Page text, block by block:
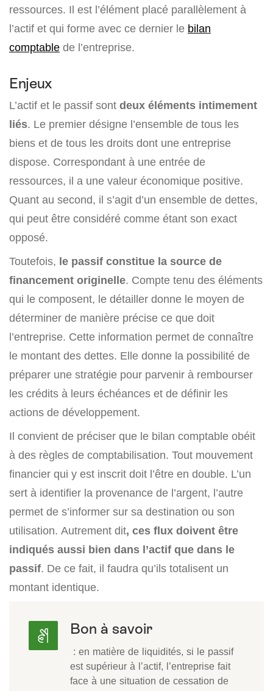
ressources. Il est l’élément placé parallèlement à
l’actif et qui forme avec ce dernier le bilan
comptable de l’entreprise.
Enjeux
L’actif et le passif sont deux éléments intimement
liés. Le premier désigne l’ensemble de tous les
biens et de tous les droits dont une entreprise
dispose. Correspondant à une entrée de
ressources, il a une valeur économique positive.
Quant au second, il s’agit d’un ensemble de dettes,
qui peut être considéré comme étant son exact
opposé.
Toutefois, le passif constitue la source de
financement originelle. Compte tenu des éléments
qui le composent, le détailler donne le moyen de
déterminer de manière précise ce que doit
l’entreprise. Cette information permet de connaître
le montant des dettes. Elle donne la possibilité de
préparer une stratégie pour parvenir à rembourser
les crédits à leurs échéances et de définir les
actions de développement.
Il convient de préciser que le bilan comptable obéit
à des règles de comptabilisation. Tout mouvement
financier qui y est inscrit doit l’être en double. L’un
sert à identifier la provenance de l’argent, l’autre
permet de s’informer sur sa destination ou son
utilisation. Autrement dit, ces flux doivent être
indiqués aussi bien dans l’actif que dans le
passif. De ce fait, il faudra qu’ils totalisent un
montant identique.
Bon à savoir
: en matière de liquidités, si le passif
est supérieur à l’actif, l’entreprise fait
face à une situation de cessation de